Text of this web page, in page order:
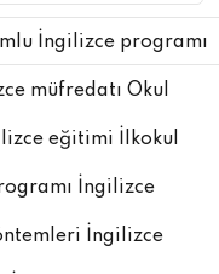
İngilizce programı
müfredatı Okul
eğitimi İlkokul
İngilizce
İngilizce